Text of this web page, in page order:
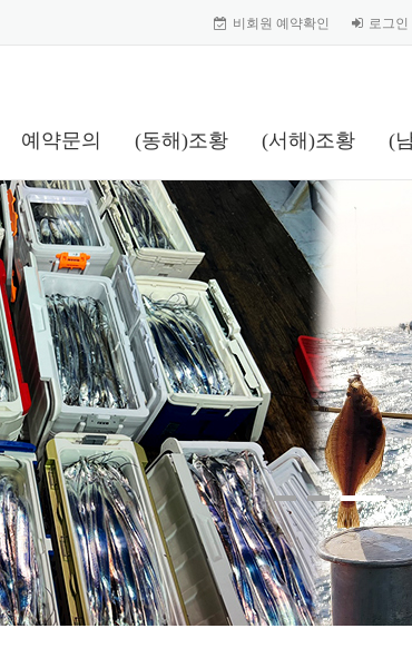
비회원 예약확인 로그인
예약문의 (동해)조황 (서해)조황 (